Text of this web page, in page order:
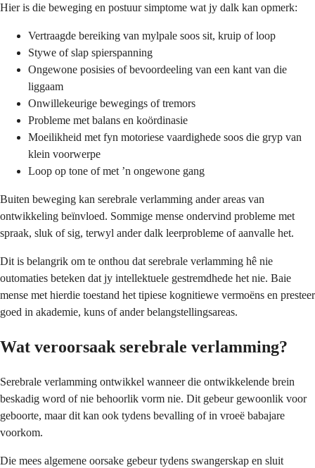
Hier is die beweging en postuur simptome wat jy dalk kan opmerk:
Vertraagde bereiking van mylpale soos sit, kruip of loop
Stywe of slap spierspanning
Ongewone posisies of bevoordeeling van een kant van die
liggaam
Onwillekeurige bewegings of tremors
Probleme met balans en koördinasie
Moeilikheid met fyn motoriese vaardighede soos die gryp van
klein voorwerpe
Loop op tone of met ’n ongewone gang
Buiten beweging kan serebrale verlamming ander areas van
ontwikkeling beïnvloed. Sommige mense ondervind probleme met
spraak, sluk of sig, terwyl ander dalk leerprobleme of aanvalle het.
Dit is belangrik om te onthou dat serebrale verlamming hê nie
outomaties beteken dat jy intellektuele gestremdhede het nie. Baie
mense met hierdie toestand het tipiese kognitiewe vermoëns en presteer
goed in akademie, kuns of ander belangstellingsareas.
Wat veroorsaak serebrale verlamming?
Serebrale verlamming ontwikkel wanneer die ontwikkelende brein
beskadig word of nie behoorlik vorm nie. Dit gebeur gewoonlik voor
geboorte, maar dit kan ook tydens bevalling of in vroeë babajare
voorkom.
Die mees algemene oorsake gebeur tydens swangerskap en sluit